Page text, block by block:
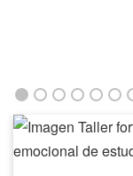
Taller
fortalece